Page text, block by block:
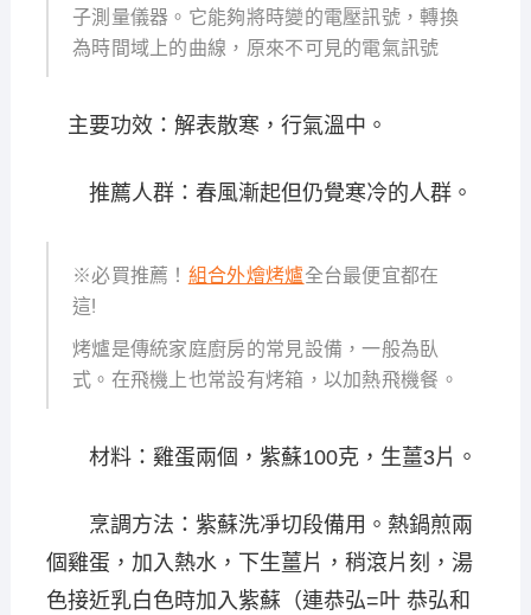
子測量儀器。它能夠將時變的電壓訊號，轉換
為時間域上的曲線，原來不可見的電氣訊號
主要功效：解表散寒，行氣溫中。
推薦人群：春風漸起但仍覺寒冷的人群。
※必買推薦！ 組合外燴烤爐全台最便宜都在
這!
烤爐是傳統家庭廚房的常見設備，一般為臥
式。在飛機上也常設有烤箱，以加熱飛機餐。
材料：雞蛋兩個，紫蘇100克，生薑3片。
烹調方法：紫蘇洗凈切段備用。熱鍋煎兩
個雞蛋，加入熱水，下生薑片，稍滾片刻，湯
色接近乳白色時加入紫蘇（連恭弘=叶 恭弘和